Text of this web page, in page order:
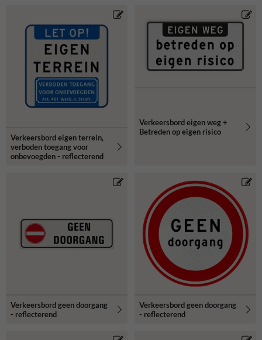
Verkeersbord eigen terrein,
verboden toegang voor
onbevoegden - reflecterend
Verkeersbord eigen weg +
Betreden op eigen risico
Verkeersbord geen doorgang
- reflecterend
Verkeersbord geen doorgang
- reflecterend